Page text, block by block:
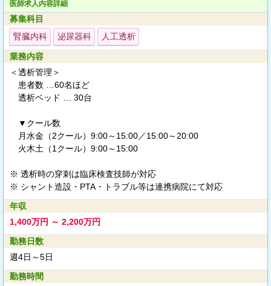
医師求人内容詳細
募集科目
腎臓内科
泌尿器科 人工透析
業務内容
＜透析管理＞
患者数 …60名ほど
透析ベッド … 30台
▼クール数
月水金（2クール）9:00～15:00／15:00～20:00
火木土（1クール）9:00～15:00
※ 透析時の穿刺は臨床検査技師が対応
※ シャント造設・PTA・トラブル等は連携病院にて対応
年収
1,400万円 ～ 2,200万円
勤務日数
週4日～5日
勤務時間